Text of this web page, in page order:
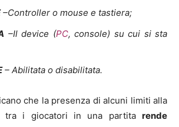
–Controller o mouse e tastiera;
–Il device (PC, console) su cui si sta
– Abilitata o disabilitata.
che la presenza di alcuni limiti alla
tra i giocatori in una partita rende